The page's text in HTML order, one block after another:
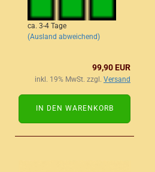
ca. 3-4 Tage
(Ausland abweichend)
99,90 EUR
inkl. 19% MwSt. zzgl. Versand
IN DEN WARENKORB